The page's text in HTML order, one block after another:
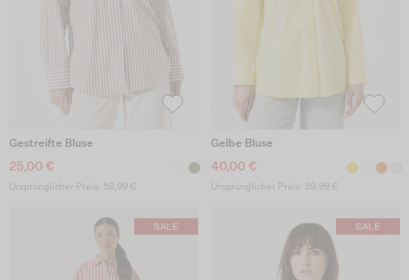
Gestreifte Bluse
25,00 €
Ursprünglicher Preis: 59,99 €
Gelbe Bluse
40,00 €
Ursprünglicher Preis: 59,99 €